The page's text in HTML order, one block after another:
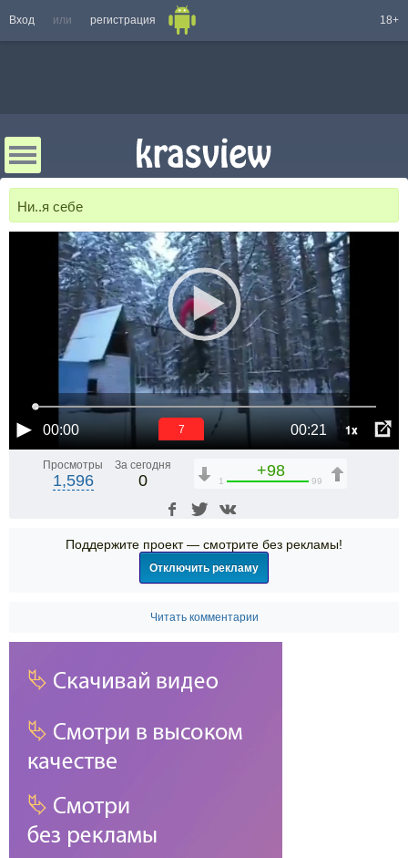
Вход или регистрация 18+
Ни..я себе
00:00 00:21 1x
6
Просмотры
1,596
За сегодня
0
+98
1 99
Поддержите проект — смотрите без рекламы!
Отключить рекламу
Читать комментарии